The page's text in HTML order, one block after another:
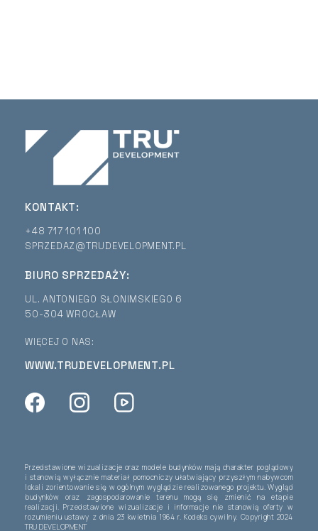
KONTAKT:
+48 717 101 100
SPRZEDAZ@TRUDEVELOPMENT.PL
BIURO SPRZEDAŻY:
UL. ANTONIEGO SŁONIMSKIEGO 6
50-304 WROCŁAW
WIĘCEJ O NAS:
WWW.TRUDEVELOPMENT.PL
Przedstawione wizualizacje oraz modele budynków mają charakter poglądowy
i stanowią wyłącznie materiał pomocniczy ułatwiający przyszłym nabywcom
lokali zorientowanie się w ogólnym wyglądzie realizowanego projektu. Wygląd
budynków oraz zagospodarowanie terenu mogą się zmienić na etapie
realizacji. Przedstawione wizualizacje i informacje nie stanowią oferty w
rozumieniu ustawy z dnia 23 kwietnia 1964 r. Kodeks cywilny. Copyright 2024
TRU DEVELOPMENT